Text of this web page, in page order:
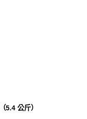
5.4 公斤）